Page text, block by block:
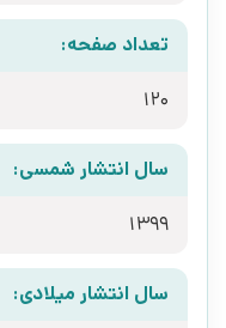
تعداد صفحه:
120
سال انتشار شمسی:
1399
سال انتشار میلادی: